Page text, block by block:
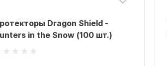
Dragon Shield -
in the Snow (100 шт.)